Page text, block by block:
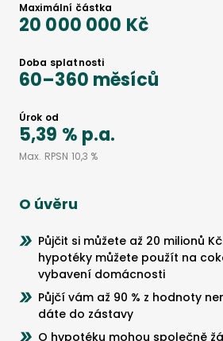
Maximální částka
20 000 000 Kč
Doba splatnosti
60–360 měsíců
Úrok od
5,39 % p.a.
Max. RPSN 10,3 %
O úvěru
Půjčit si můžete až 20 milionů
hypotéky můžete použít na
vybavení domácnosti
Půjčí vám až 90 % z hodnoty
dáte do zástavy
O hypotéku mohou společně